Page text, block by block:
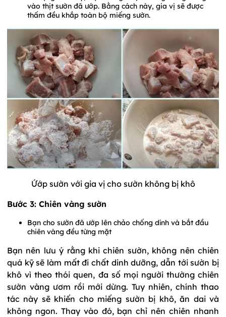
vào thịt sườn đã ướp. Bằng cách này, gia vị sẽ được
thấm đều khắp toàn bộ miếng sườn.
Ứớp sườn với gia vị cho sườn không bị khô
Bước 3: Chiên vàng sườn
Bạn cho sườn đã ướp lên chảo chống dính và bắt đầu
chiên vàng đều từng mặt
Bạn nên lưu ý rằng khi chiên sườn, không nên chiên
quá kỹ sẽ làm mất đi chất dinh dưỡng, dẫn tới sườn bị
khô vì theo thói quen, đa số mọi người thường chiên
sườn vàng ươm rồi mới dừng. Tuy nhiên, chính thao
tác này sẽ khiến cho miếng sườn bị khô, ăn dai và
không ngon. Thay vào đó, bạn chỉ nên chiên nhanh